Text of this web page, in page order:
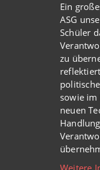
Ein
ASG
Schüler
zu
sowie im
neuen
Weitere